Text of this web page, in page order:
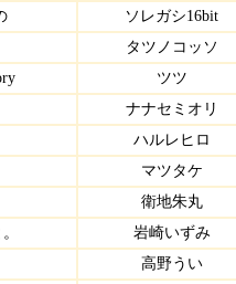
ソレガシ16bit
タツノコッソ
ツツ
ナナセミオリ
ハルレヒロ
マツタケ
衛地朱丸
岩崎いずみ
高野うい